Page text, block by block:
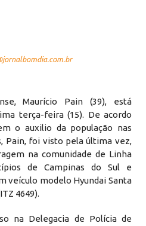
Maurício Pain (39), está
terça-feira (15). De acordo
o auxilio da população nas
Pain, foi visto pela última vez,
na comunidade de Linha
de Campinas do Sul e
veículo modelo Hyundai Santa
4649).
na Delegacia de Polícia de